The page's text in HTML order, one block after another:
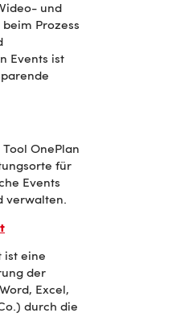
und
Prozess
Events ist
OnePlan
für
Events
verwalten.
ist eine
der
Excel,
durch die